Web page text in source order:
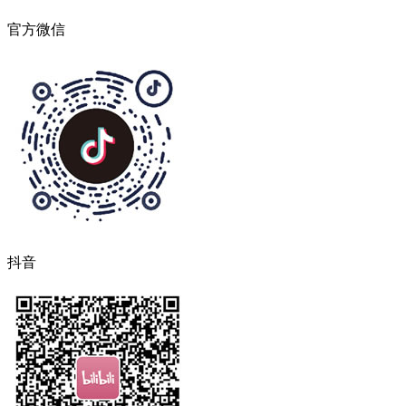
官方微信
抖音